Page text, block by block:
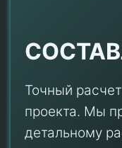
Точный
проекта. Мы
детальному